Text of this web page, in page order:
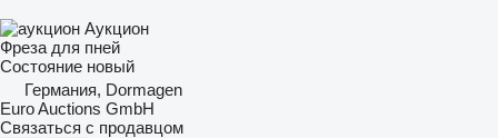
Аукцион
Фреза для пней
Состояние новый
Германия, Dormagen
Euro Auctions GmbH
Связаться с продавцом